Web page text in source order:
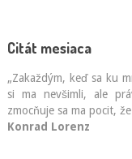
Citát mesiaca
„Zakaždým, keď sa ku
si ma nevšimli, ale
zmocňuje sa ma pocit,
Konrad Lorenz